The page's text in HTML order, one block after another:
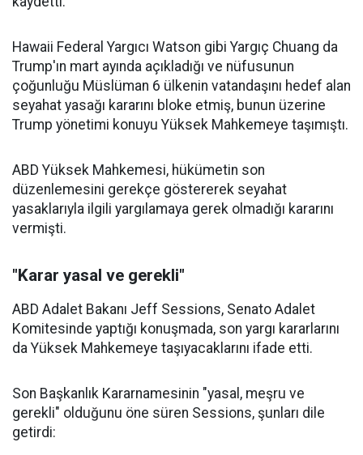
Hawaii Federal Yargıcı Watson gibi Yargıç Chuang da
Trump'ın mart ayında açıkladığı ve nüfusunun
çoğunluğu Müslüman 6 ülkenin vatandaşını hedef alan
seyahat yasağı kararını bloke etmiş, bunun üzerine
Trump yönetimi konuyu Yüksek Mahkemeye taşımıştı.
ABD Yüksek Mahkemesi, hükümetin son
düzenlemesini gerekçe göstererek seyahat
yasaklarıyla ilgili yargılamaya gerek olmadığı kararını
vermişti.
"Karar yasal ve gerekli"
ABD Adalet Bakanı Jeff Sessions, Senato Adalet
Komitesinde yaptığı konuşmada, son yargı kararlarını
da Yüksek Mahkemeye taşıyacaklarını ifade etti.
Son Başkanlık Kararnamesinin "yasal, meşru ve
gerekli" olduğunu öne süren Sessions, şunları dile
getirdi: